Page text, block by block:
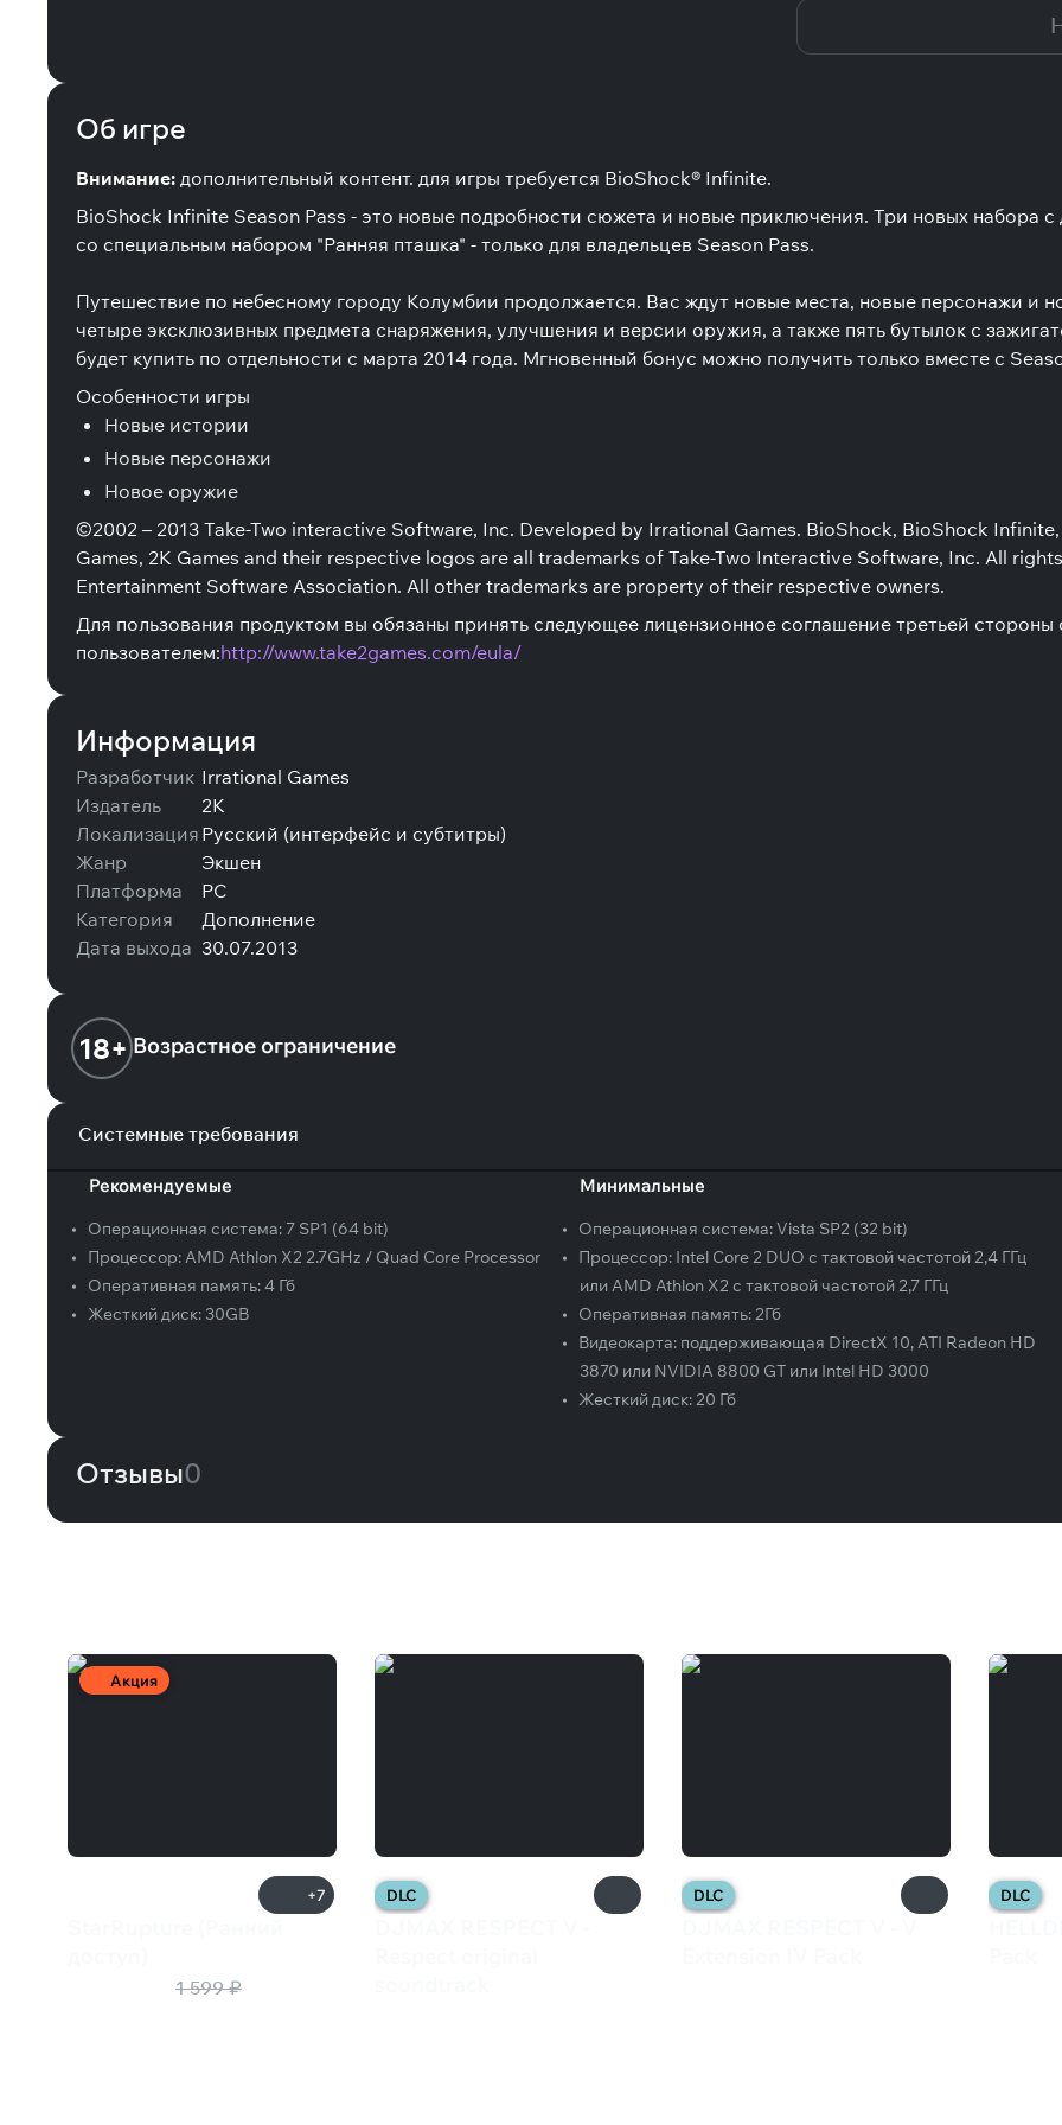
Об игре
Внимание: дополнительный контент. для игры требуется BioShock® Infinite.
BioShock Infinite Season Pass - это новые подробности сюжета и новые приключения. Три новых набора
со специальным набором "Ранняя пташка" - только для владельцев Season Pass.
Путешествие по небесному городу Колумбии продолжается. Вас ждут новые места, новые персонажи и
четыре эксклюзивных предмета снаряжения, улучшения и версии оружия, а также пять бутылок с
будет купить по отдельности с марта 2014 года. Мгновенный бонус можно получить только вместе с
Особенности игры
Новые истории
Новые персонажи
Новое оружие
©2002 – 2013 Take-Two interactive Software, Inc. Developed by Irrational Games. BioShock, BioShock
Games, 2K Games and their respective logos are all trademarks of Take-Two Interactive Software, Inc. All
Entertainment Software Association. All other trademarks are property of their respective owners.
Для пользования продуктом вы обязаны принять следующее лицензионное соглашение третьей стороны
пользователем:http://www.take2games.com/eula/
Информация
Разработчик Irrational Games
Издатель
2K
Локализация Русский (интерфейс и субтитры)
Жанр
Экшен
Платформа
PC
Категория
Дополнение
Дата выхода 30.07.2013
18+ Возрастное ограничение
Системные требования
Рекомендуемые
• Операционная система: 7 SP1 (64 bit)
•
Процессор:AMD Athlon X2 2.7GHz / Quad Core Processor
•
Оперативная память:4 Гб
•
Жесткий диск: 30GB
Минимальные
• Операционная система:Vista SP2 (32 bit)
•
Процессор: Intel Core 2 DUO с тактовой частотой 2,4 ГГц
или AMD Athlon X2 с тактовой частотой 2,7 ГГц
•
Оперативная память:2Гб
•
Видеокарта: поддерживающая DirectX 10, ATI Radeon HD
3870 или NVIDIA 8800 GT или Intel HD 3000
•
Жесткий диск:20 Гб
Отзывы0
Акция
+7
1 599 ₽
DLC DLC DLC